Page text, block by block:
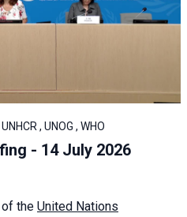
, UNOG , WHO
- 14 July 2026
the United Nations